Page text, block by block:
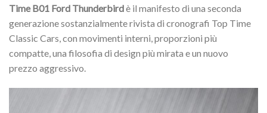
Time B01 Ford Thunderbirdè il manifesto di una seconda
generazione sostanzialmente rivista di cronografi Top Time
Classic Cars, con movimenti interni, proporzioni più
compatte, una filosofia di design più mirata e un nuovo
prezzo aggressivo.